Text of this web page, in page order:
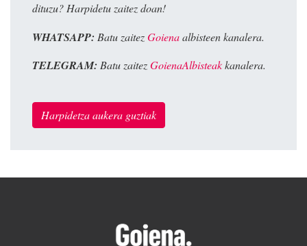
dituzu? Harpidetu zaitez doan!
WHATSAPP: Batu zaitezGoienaalbisteen kanalera.
TELEGRAM: Batu zaitezGoienaAlbisteakkanalera.
Harpidetza aukera guztiak